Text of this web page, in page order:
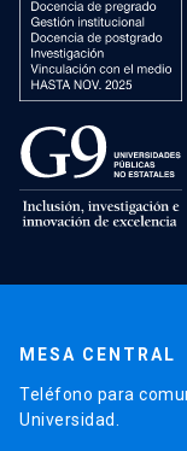
MESA CENTRAL
Teléfono para
Universidad.